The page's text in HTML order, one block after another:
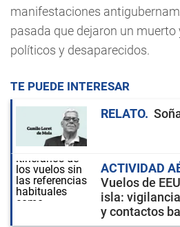
manifestaciones
pasada que dejaron un muerto
políticos y desaparecidos.
TE PUEDE INTERESAR
RELATO
ACTIVIDAD
Vuelos de
isla:
y contactos